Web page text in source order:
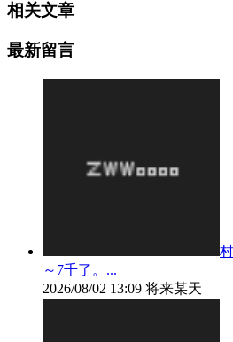
相关文章
最新留言
～7千了。...
2026/08/02 13:09 将来某天